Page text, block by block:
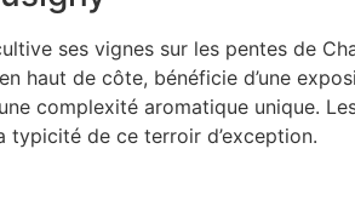
ses vignes sur les pentes de
haut de côte, bénéficie d’une
complexité aromatique unique.
de ce terroir d’exception.